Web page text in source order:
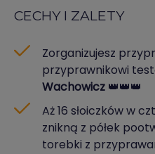
CECHY I ZALETY
Zorganizujesz
przyprawnikowi
Wachowicz 👑👑👑
Aż 16 słoiczków w
znikną z półek
torebki z